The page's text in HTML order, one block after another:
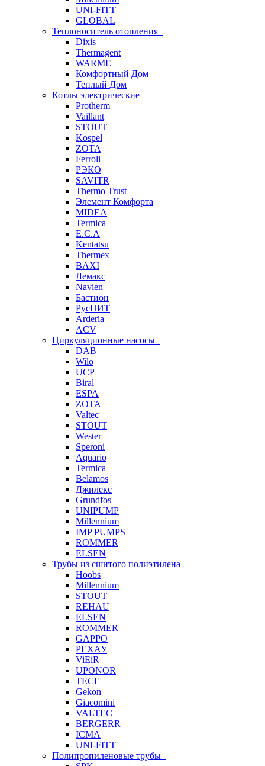
UNI-FITT
GLOBAL
Теплоноситель отопления
Dixis
Thermagent
WARME
Комфортный Дом
Теплый Дом
Котлы электрические
Protherm
Vaillant
STOUT
Kospel
ZOTA
Ferroli
РЭКО
SAVITR
Thermo Trust
Элемент Комфорта
MIDEA
Termica
E.C.A
Kentatsu
Thermex
BAXI
Лемакс
Navien
Бастион
РусНИТ
Arderia
ACV
Циркуляционные насосы
DAB
Wilo
UCP
Biral
ESPA
ZOTA
Valtec
STOUT
Wester
Speroni
Aquario
Termica
Belamos
Джилекс
Grundfos
UNIPUMP
Millennium
IMP PUMPS
ROMMER
ELSEN
Трубы из сшитого полиэтилена
Hoobs
Millennium
STOUT
REHAU
ELSEN
ROMMER
GAPPO
РЕХАУ
ViEiR
UPONOR
TECE
Gekon
Giacomini
VALTEC
BERGERR
ICMA
UNI-FITT
Полипропиленовые трубы